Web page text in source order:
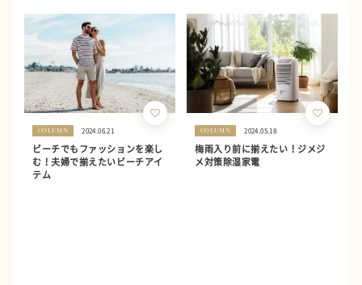
COLUMN 2024.06.21
ビーチでもファッションを楽し
む！夫婦で揃えたいビーチアイ
テム
COLUMN 2024.05.18
梅雨入り前に揃えたい！ジメジ
メ対策除湿家電